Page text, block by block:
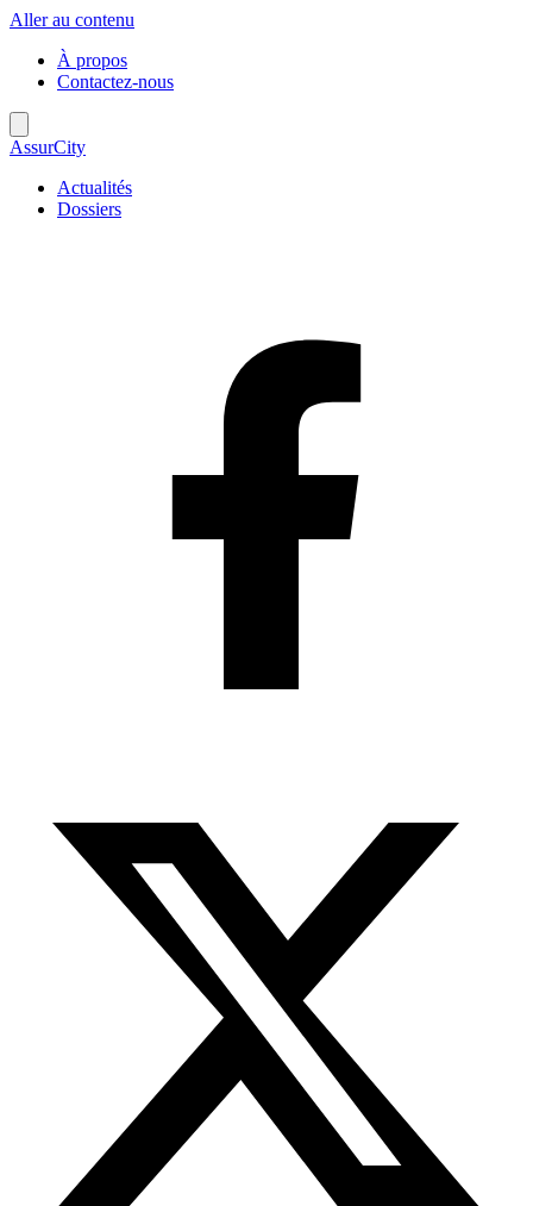
Aller au contenu
À propos
Contactez-nous
AssurCity
Actualités
Dossiers